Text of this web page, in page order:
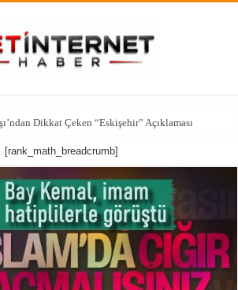
Dikkat Çeken “Eskişehir” Açıklaması
[rank_math_breadcrumb]